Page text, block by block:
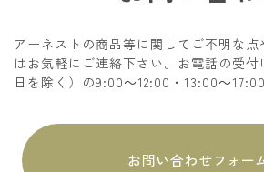
アーネストの商品等に関してご不明な
はお気軽にご連絡下さい。お電話の受
日を除く）の9:00～12:00・13:00～
お問い合わせフォー